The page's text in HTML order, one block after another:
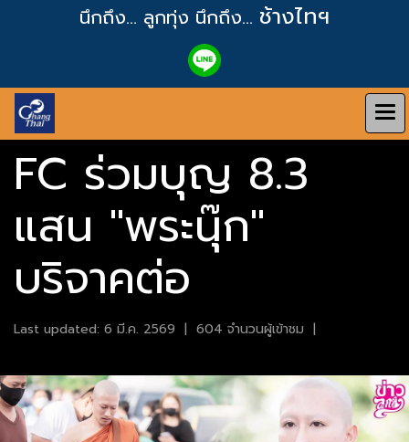
นึกถึง... ลูกทุ่ง นึกถึง... ช้างไทฯ
FC ร่วมบุญ 8.3
แสน "พระนุ๊ก"
บริจาคต่อ
Last updated: 6 มี.ค. 2569 | 604 จำนวนผู้เข้าชม |